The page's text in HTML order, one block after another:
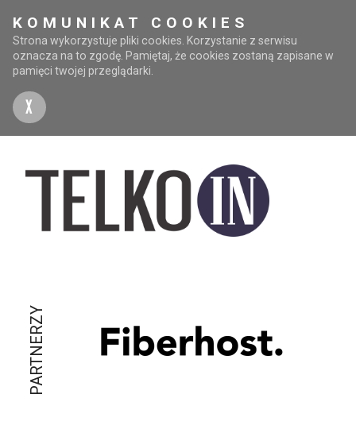
KOMUNIKAT COOKIES
Strona wykorzystuje pliki cookies. Korzystanie z serwisu
oznacza na to zgodę. Pamiętaj, że cookies zostaną zapisane w
pamięci twojej przeglądarki.
X
PARTNERZY